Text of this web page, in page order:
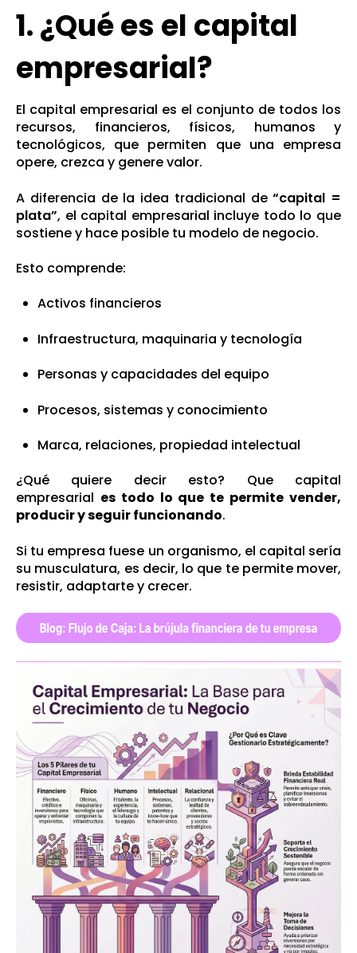
1. ¿Qué es el capital
empresarial?
El capital empresarial es el conjunto de todos los
recursos, financieros, físicos, humanos y
tecnológicos, que permiten que una empresa
opere, crezca y genere valor.
A diferencia de la idea tradicional de“capital =
plata”, el capital empresarial incluye todo lo que
sostiene y hace posible tu modelo de negocio.
Esto comprende:
Activos financieros
Infraestructura, maquinaria y tecnología
Personas y capacidades del equipo
Procesos, sistemas y conocimiento
Marca, relaciones, propiedad intelectual
¿Qué quiere decir esto? Que capital
empresarial es todo lo que te permite vender,
producir y seguir funcionando.
Si tu empresa fuese un organismo, el capital sería
su musculatura, es decir, lo que te permite mover,
resistir, adaptarte y crecer.